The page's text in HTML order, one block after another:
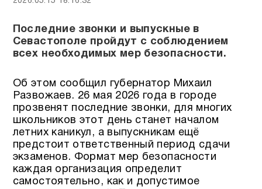
Последние звонки и выпускные в
Севастополе пройдут с соблюдением
всех необходимых мер безопасности.
Об этом сообщил губернатор Михаил
Развожаев. 26 мая 2026 года в городе
прозвенят последние звонки, для многих
школьников этот день станет началом
летних каникул, а выпускникам ещё
предстоит ответственный период сдачи
экзаменов. Формат мер безопасности
каждая организация определит
самостоятельно, как и допустимое